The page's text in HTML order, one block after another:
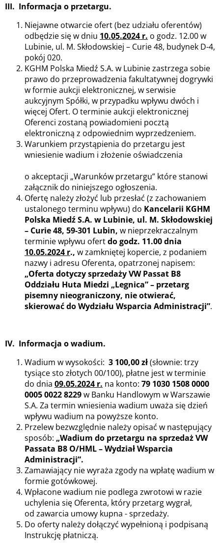
III. Informacja o przetargu.
Niejawne otwarcie ofert (bez udziału oferentów)
odbędzie się w dniu 10.05.2024 r. o godz. 12.00 w
Lubinie, ul. M. Skłodowskiej – Curie 48, budynek D-4,
pokój 020.
KGHM Polska Miedź S.A. w Lubinie zastrzega sobie
prawo do przeprowadzenia fakultatywnej dogrywki
w formie aukcji elektronicznej, w serwisie
aukcyjnym Spółki, w przypadku wpływu dwóch i
więcej Ofert. O terminie aukcji elektronicznej
Oferenci zostaną powiadomieni pocztą
elektroniczną z odpowiednim wyprzedzeniem.
Warunkiem przystąpienia do przetargu jest
wniesienie wadium i złożenie oświadczenia
o akceptacji „Warunków przetargu” które stanowi
załącznik do niniejszego ogłoszenia.
Ofertę należy złożyć lub przesłać (z zachowaniem
ustalonego terminu wpływu) do Kancelarii KGHM
Polska Miedź S.A. w Lubinie, ul. M. Skłodowskiej
– Curie 48, 59-301 Lubin, w nieprzekraczalnym
terminie wpływu ofertdo godz. 11.00 dnia
10.05.2024 r., w zamkniętej kopercie, z podaniem
nazwy i adresu Oferenta, opatrzonej napisem:
„Oferta dotyczy sprzedaży VW Passat B8
Oddziału Huta Miedzi „Legnica” – przetarg
pisemny nieograniczony, nie otwierać,
skierować do Wydziału Wsparcia Administracji”.
IV. Informacja o wadium.
Wadium w wysokości: 3 100,00 zł(słownie: trzy
tysiące sto złotych 00/100), płatne jest w terminie
do dnia 09.05.2024 r. na konto: 79 1030 1508 0000
0005 0022 8229w Banku Handlowym w Warszawie
S.A. Za termin wniesienia wadium uważa się dzień
wpływu wadium na powyższe konto.
Przelew bezwzględnie należy opisać w następujący
sposób: „Wadium do przetargu na sprzedaż VW
Passata B8 O/HML – Wydział Wsparcia
Administracji”.
Zamawiający nie wyraża zgody na wpłatę wadium w
formie gotówkowej.
Wpłacone wadium nie podlega zwrotowi w razie
uchylenia się Oferenta, który przetarg wygrał,
od zawarcia umowy kupna - sprzedaży.
Do oferty należy dołączyć wypełnioną i podpisaną
Instrukcję płatniczą.